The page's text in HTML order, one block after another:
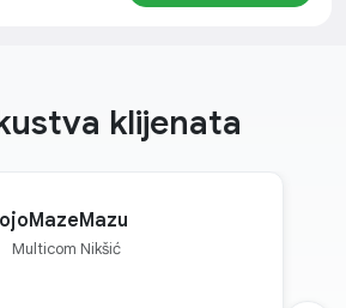
klijenata
Multicom Nikšić